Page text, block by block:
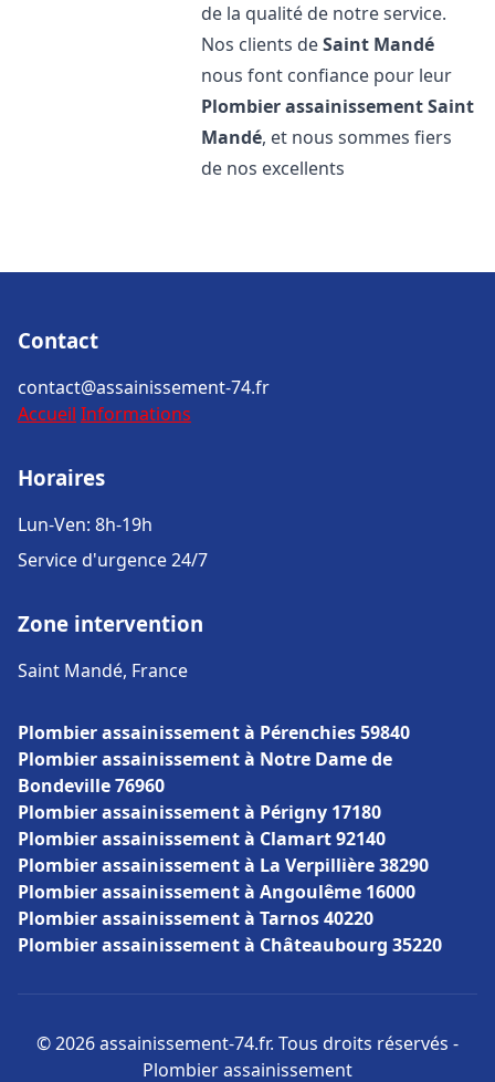
de la qualité de notre service.
Nos clients deSaint Mandé
nous font confiance pour leur
Plombier assainissementSaint
Mandé, et nous sommes fiers
de nos excellents
Contact
contact@assainissement-74.fr
Accueil Informations
Horaires
Lun-Ven: 8h-19h
Service d'urgence 24/7
Zone intervention
Saint Mandé, France
Plombier assainissement à Pérenchies 59840
Plombier assainissement à Notre Dame de
Bondeville 76960
Plombier assainissement à Périgny 17180
Plombier assainissement à Clamart 92140
Plombier assainissement à La Verpillière 38290
Plombier assainissement à Angoulême 16000
Plombier assainissement à Tarnos 40220
Plombier assainissement à Châteaubourg 35220
© 2026 assainissement-74.fr. Tous droits réservés -
Plombier assainissement